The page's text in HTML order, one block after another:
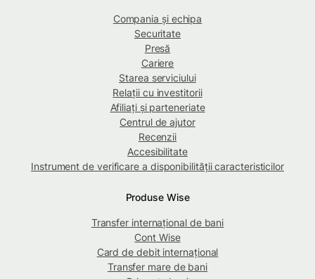
Compania și echipa
Securitate
Presă
Cariere
Starea serviciului
Relații cu investitorii
Afiliați și parteneriate
Centrul de ajutor
Recenzii
Accesibilitate
Instrument de verificare a disponibilității caracteristicilor
Produse Wise
Transfer internațional de bani
Cont Wise
Card de debit internațional
Transfer mare de bani